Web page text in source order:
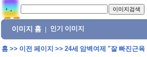
이미지 홈 인기 이미지
홈>> 이전 페이지 >> 24세 암벽여제 "잘 빠진근